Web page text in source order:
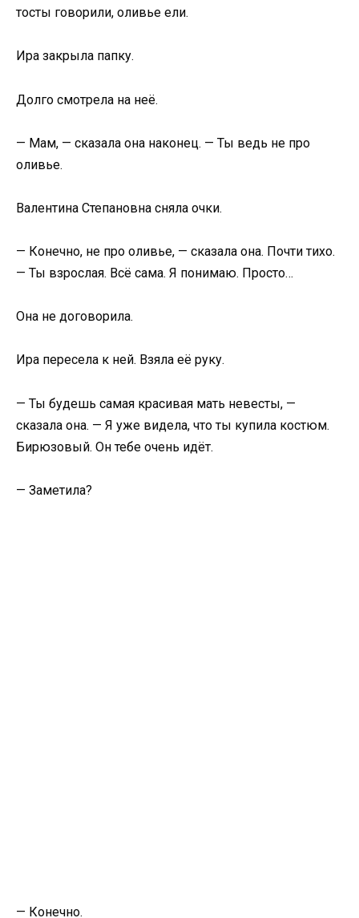
тосты говорили, оливье ели.
Ира закрыла папку.
Долго смотрела на неё.
— Мам, — сказала она наконец. — Ты ведь не про
оливье.
Валентина Степановна сняла очки.
— Конечно, не про оливье, — сказала она. Почти тихо.
— Ты взрослая. Всё сама. Я понимаю. Просто…
Она не договорила.
Ира пересела к ней. Взяла её руку.
— Ты будешь самая красивая мать невесты, —
сказала она. — Я уже видела, что ты купила костюм.
Бирюзовый. Он тебе очень идёт.
— Заметила?
— Конечно.